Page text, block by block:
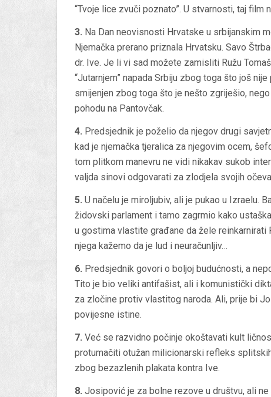
“Tvoje lice zvuči poznato”. U stvarnosti, taj film
3. Na Dan neovisnosti Hrvatske u srbijanskim
Njemačka prerano priznala Hrvatsku. Savo
dr. Ive. Je li vi sad možete zamisliti Ružu
“Jutarnjem” napada Srbiju zbog toga što još
smijenjen zbog toga što je nešto zgriješio,
pohodu na Pantovčak.
4. Predsjednik je poželio da njegov drugi
kad je njemačka tjeralica za njegovim ocem,
tom plitkom manevru ne vidi nikakav sukob
valjda sinovi odgovarati za zlodjela svojih
5. U načelu je miroljubiv, ali je pukao u Izraelu.
židovski parlament i tamo zagrmio kako
u gostima vlastite građane da žele
njega kažemo da je lud i neuračunljiv…
6. Predsjednik govori o boljoj budućnosti, a
Tito je bio veliki antifašist, ali i komunistički
za zločine protiv vlastitog naroda. Ali, prije bi
povijesne istine.
7. Već se razvidno počinje okoštavati kult
protumačiti otužan milicionarski refleks
zbog bezazlenih plakata kontra Ive.
8. Josipović je za bolne rezove u društvu, ali ne